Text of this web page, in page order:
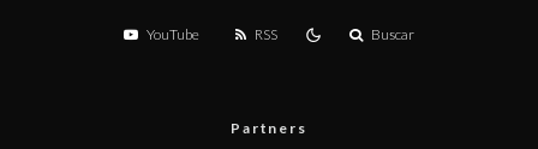
YouTube RSS Buscar
Partners